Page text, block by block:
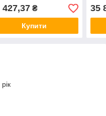
427,37₴
Купити
35